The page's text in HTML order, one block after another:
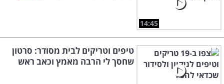
14:45
טיפים וטריקים לבית מסודר: סרטון
שחסך לי הרבה מאמץ וכאב ראש